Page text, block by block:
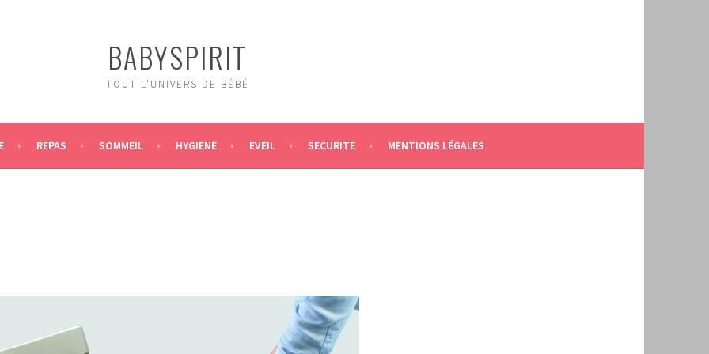
BABYSPIRIT
TOUT L'UNIVERS DE BÉBÉ
REPAS SOMMEIL HYGIENE EVEIL SECURITE MENTIONS LÉGALES